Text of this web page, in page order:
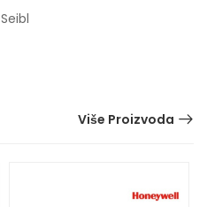
Seibl
Više Proizvoda